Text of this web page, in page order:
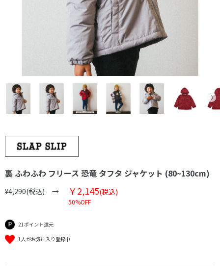
裏 ふわふわ フリース 恐竜 タフタ ジャケット (80~130cm)
¥4,290(税込) ￥2,145(税込)
50%OFF
21ポイント還元
1人がお気に入り登録中